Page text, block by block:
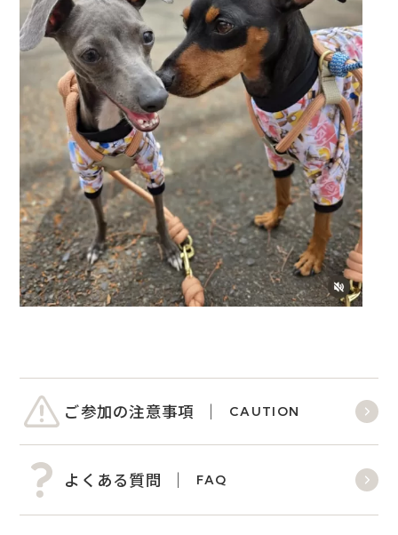
ご参加の注意事項 CAUTION
よくある質問 FAQ